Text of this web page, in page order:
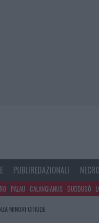
PUBLIREDAZIONALI
PALAU CALANGIANUS BUDDUSÒ
MINORI CHIUDE